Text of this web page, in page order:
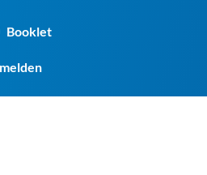
Booklet